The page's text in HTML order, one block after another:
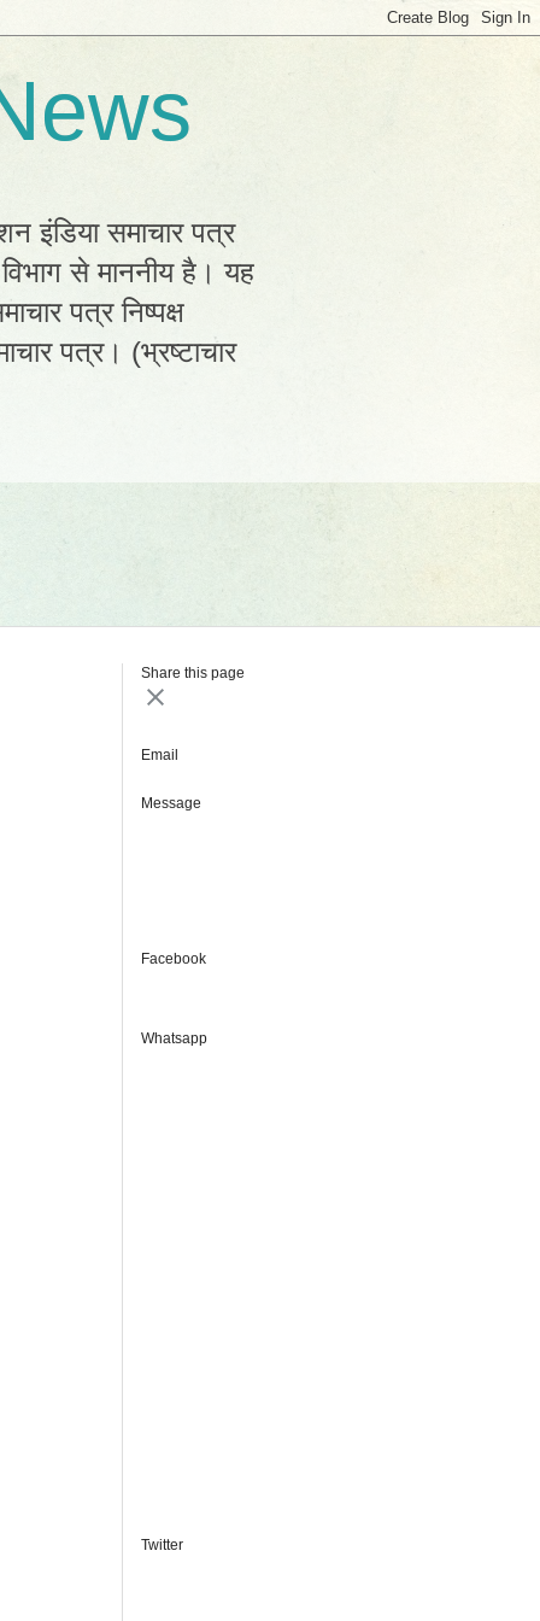
इंडिया समाचार पत्र
से माननीय है। यह
पत्र निष्पक्ष
पत्र। (भ्रष्टाचार
Share this page
Email
Message
Facebook
Whatsapp
Twitter